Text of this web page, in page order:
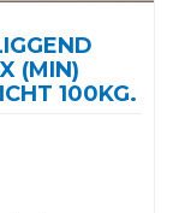
(MIN)
100KG.